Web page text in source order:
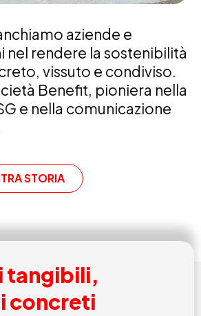
aziende e
nel rendere la sostenibilità
vissuto e condiviso.
Benefit, pioniera nella
e nella comunicazione
STORIA
tangibili,
concreti